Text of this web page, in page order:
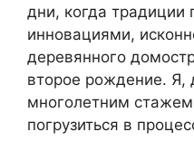
дни, когда традиции
инновациями,
деревянного
второе рождение. Я,
многолетним
погрузиться в